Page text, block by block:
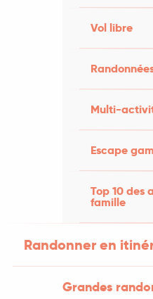
Vol libre
Multi-
Escape
Top 10 des
famille
Randonner en
Grandes
Marché, 46090
train !